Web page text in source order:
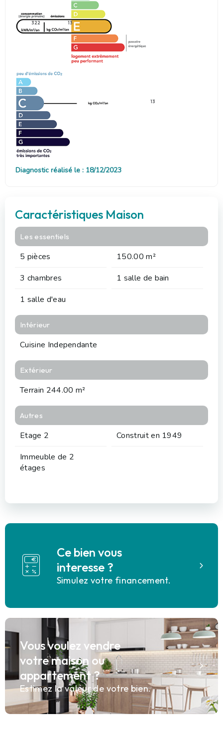
322 13
13
Diagnostic réalisé le : 18/12/2023
Caractéristiques Maison
Les essentiels
5 pièces
150.00 m²
3 chambres
1 salle de bain
1 salle d'eau
Intérieur
Cuisine Independante
Extérieur
Terrain 244.00 m²
Autres
Etage 2
Construit en 1949
Immeuble de 2
étages
Ce bien vous
interesse ?
Simulez votre financement.
Vous voulez vendre
votre maison ou
appartement ?
Estimez la valeur de votre bien.